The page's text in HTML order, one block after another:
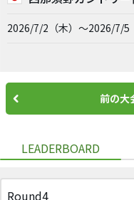
2026/7/2（木）～2026/7/5
前の大
LEADERBOARD